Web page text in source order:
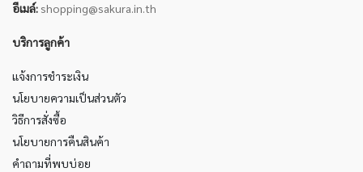
อีเมล์: shopping@sakura.in.th
บริการลูกค้า
แจ้งการชำระเงิน
นโยบายความเป็นส่วนตัว
วิธีการสั่งซื้อ
นโยบายการคืนสินค้า
คำถามที่พบบ่อย